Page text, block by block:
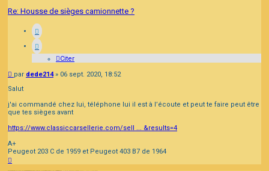
Re: Housse de sièges camionnette ?
Citer
Message
par dede214» 06 sept. 2020, 18:52
Salut
j'ai commandé chez lui, téléphone lui il est à l’écoute et peut te faire peut être
que tes sièges avant
https://www.classiccarsellerie.com/sell ... &results=4
A+
Peugeot 203 C de 1959 et Peugeot 403 B7 de 1964